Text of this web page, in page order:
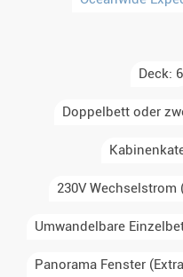
Deck: 6
Doppelbett oder
230V Wechselstrom